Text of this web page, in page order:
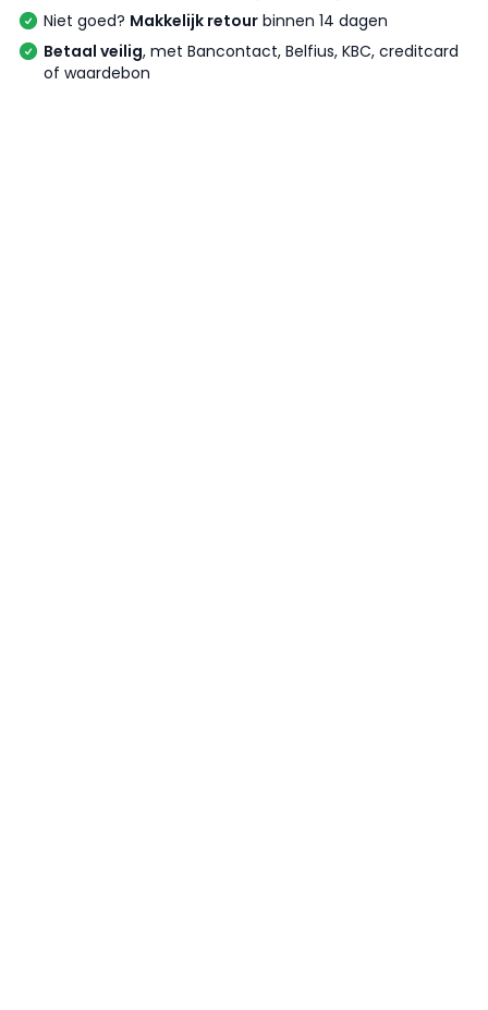
Niet goed? Makkelijk retour binnen 14 dagen
Betaal veilig, met Bancontact, Belfius, KBC, creditcard
of waardebon